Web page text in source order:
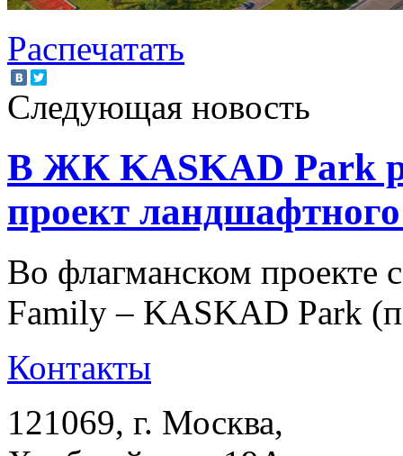
Распечатать
Следующая новость
В ЖК KASKAD Park
проект
Во флагманском проекте
Family – KASKAD Park
Контакты
121069, г. Москва,